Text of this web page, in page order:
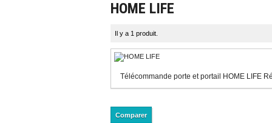
HOME LIFE
Il y a 1 produit.
Télécommande porte et portail HOME LIFE